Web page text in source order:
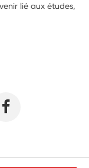
lié aux études,